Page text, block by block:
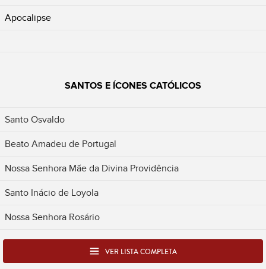
Apocalipse
SANTOS E ÍCONES CATÓLICOS
Santo Osvaldo
Beato Amadeu de Portugal
Nossa Senhora Mãe da Divina Providência
Santo Inácio de Loyola
Nossa Senhora Rosário
VER LISTA COMPLETA